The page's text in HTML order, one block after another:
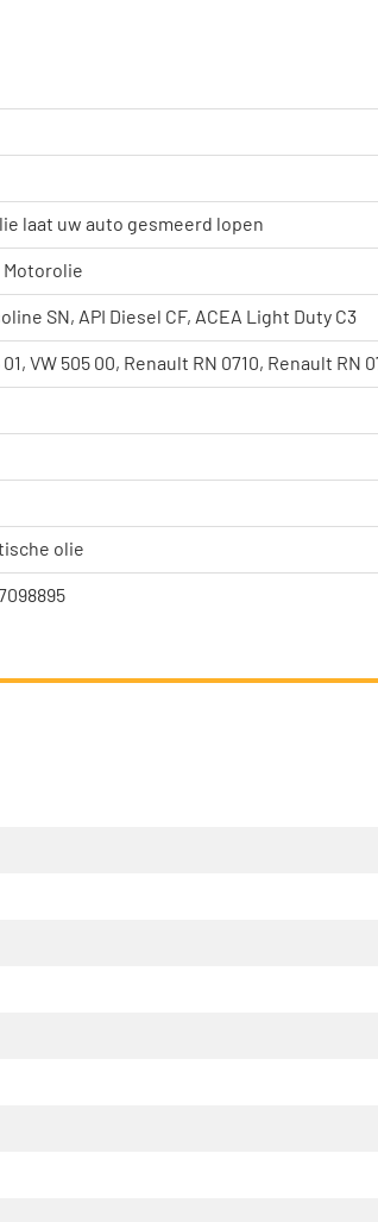
laat uw auto gesmeerd lopen
Motorolie
SN, API Diesel CF, ACEA Light Duty C3
01, VW 505 00, Renault RN 0710, Renault RN
olie